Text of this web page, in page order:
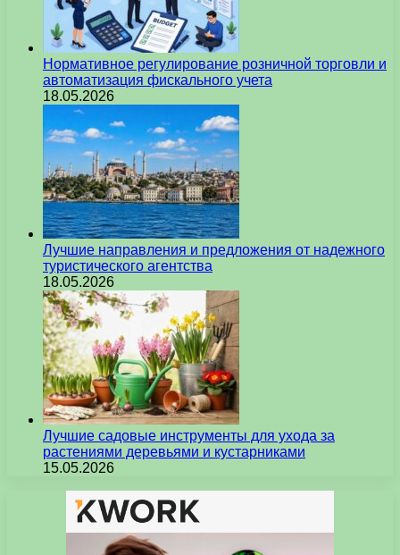
Нормативное регулирование розничной торговли и
автоматизация фискального учета
18.05.2026
Лучшие направления и предложения от надежного
туристического агентства
18.05.2026
Лучшие садовые инструменты для ухода за
растениями деревьями и кустарниками
15.05.2026